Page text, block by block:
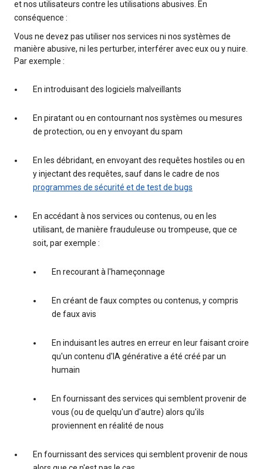
et nos utilisateurs contre les utilisations abusives. En
conséquence :
Vous ne devez pas utiliser nos services ni nos systèmes de
manière abusive, ni les perturber, interférer avec eux ou y nuire.
Par exemple :
En introduisant des logiciels malveillants
En piratant ou en contournant nos systèmes ou mesures
de protection, ou en y envoyant du spam
En les débridant, en envoyant des requêtes hostiles ou en
y injectant des requêtes, sauf dans le cadre de nos
programmes de sécurité et de test de bugs
En accédant à nos services ou contenus, ou en les
utilisant, de manière frauduleuse ou trompeuse, que ce
soit, par exemple :
En recourant à l'hameçonnage
En créant de faux comptes ou contenus, y compris
de faux avis
En induisant les autres en erreur en leur faisant croire
qu'un contenu d'IA générative a été créé par un
humain
En fournissant des services qui semblent provenir de
vous (ou de quelqu'un d'autre) alors qu'ils
proviennent en réalité de nous
En fournissant des services qui semblent provenir de nous